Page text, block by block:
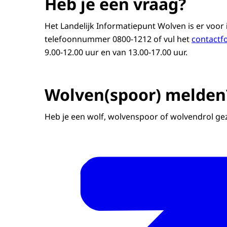
Kan ik nog met mijn kind, hond of
Hoe bescherm ik mijn dieren?
Heb je een vraag of zorgen over
Het Landelijk Informatiepunt Wolven is er
telefoonnummer 0800-1212 of vul het
9.00-12.00 uur en van 13.00-17.00 uur.
Wolven(spoor)
Heb je een wolf, wolvenspoor of wolvendrol